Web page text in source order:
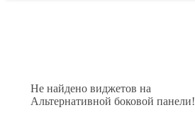
Не найдено виджетов на
Альтернативной боковой панели!